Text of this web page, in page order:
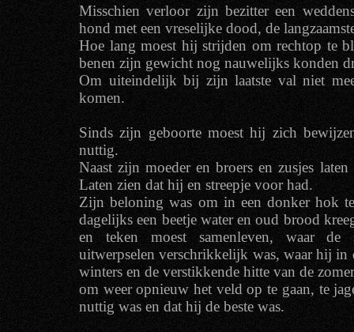
Misschien verloor zijn bezitter een
hond met een vreselijke dood, de
Hoe lang moest hij strijden om rechtop te
benen zijn gewicht nog nauwelijks konden
Om uiteindelijk bij zijn laatste val niet
komen.
Sinds zijn geboorte moest hij zich
nuttig.
Naast zijn moeder en broers en zusjes
Laten zien dat hij en streepje voor had.
Zijn beloning was om in een donker hok
dagelijks een beetje water en oud brood
en teken moest samenleven, waar
uitwerpselen verschrikkelijk was, waar hij in
winters en de verstikkende hitte van de
om weer opnieuw het veld op te gaan, te
nuttig was en dat hij de beste was.